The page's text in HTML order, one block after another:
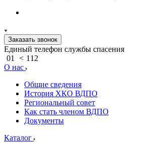
Заказать звонок
Единый телефон службы спасения
01
< 112
О нас
Общие сведения
История ХКО ВДПО
Региональный совет
Как стать членом ВДПО
Документы
Каталог